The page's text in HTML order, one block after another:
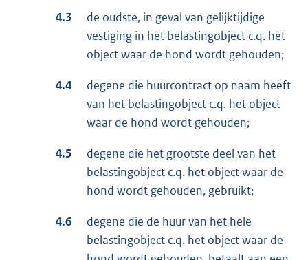
4.3
de oudste, in geval van gelijktijdige
vestiging in het belastingobject c.q. het
object waar de hond wordt gehouden;
4.4
degene die huurcontract op naam heeft
van het belastingobject c.q. het object
waar de hond wordt gehouden;
4.5
degene die het grootste deel van het
belastingobject c.q. het object waar de
hond wordt gehouden, gebruikt;
4.6
degene die de huur van het hele
belastingobject c.q. het object waar de